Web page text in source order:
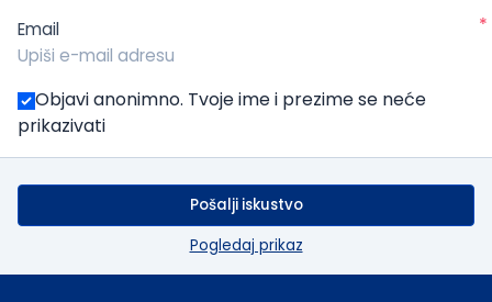
Email *
Objavi anonimno. Tvoje ime i prezime se neće
prikazivati
Pošalji iskustvo
Pogledaj prikaz